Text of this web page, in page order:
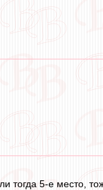
тогда 5-е место,